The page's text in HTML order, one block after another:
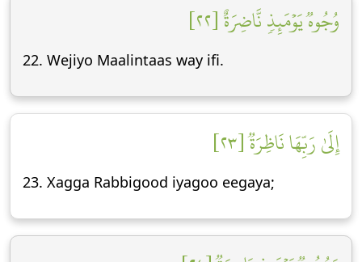
وُجُوهٞ يَوۡمَئِذٖ نَّاضِرَةٌ [٢٢]
22. Wejiyo Maalintaas way ifi.
إِلَىٰ رَبِّهَا نَاظِرَةٞ [٢٣]
23. Xagga Rabbigood iyagoo eegaya;